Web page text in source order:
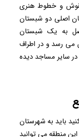
نقوش و خطوط هنری
اصلی دو شبستان
به یک شبستان
می رسد و در اطراف
سایر مساجد دیده
باید به شهرستان
منطقه می توانید